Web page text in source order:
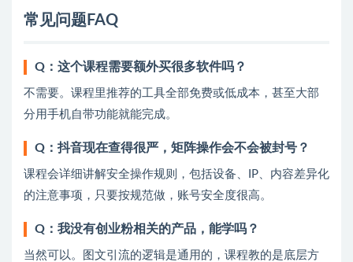
常见问题FAQ
Q：这个课程需要额外买很多软件吗？
不需要。课程里推荐的工具全部免费或低成本，甚至大部
分用手机自带功能就能完成。
Q：抖音现在查得很严，矩阵操作会不会被封号？
课程会详细讲解安全操作规则，包括设备、IP、内容差异化
的注意事项，只要按规范做，账号安全度很高。
Q：我没有创业粉相关的产品，能学吗？
当然可以。图文引流的逻辑是通用的，课程教的是底层方